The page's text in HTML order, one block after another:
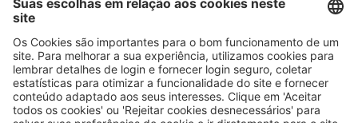
FAO apoiou 5.640 famílias
moçambicanas afetadas por conflito e
choques climáticos